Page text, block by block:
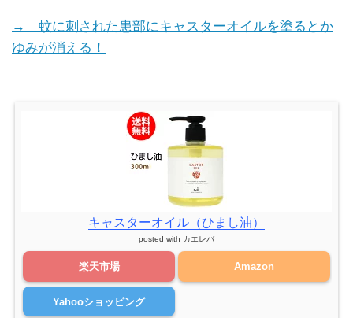
→ 蚊に刺された患部にキャスターオイルを塗るとか
ゆみが消える！
キャスターオイル（ひまし油）
posted with カエレバ
楽天市場 Amazon
Yahooショッピング